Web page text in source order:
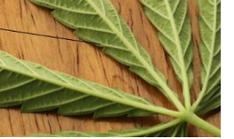
które pozwolą na przepisywanie